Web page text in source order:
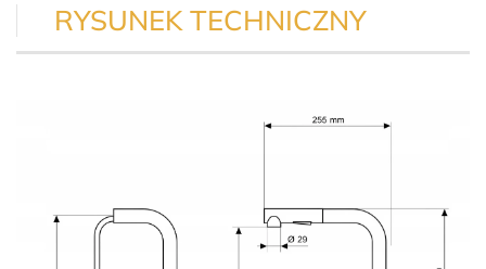
RYSUNEK TECHNICZNY